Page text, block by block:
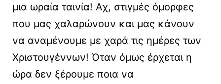
μια ωραία ταινία! Αχ, στιγμές όμορφες
που μας χαλαρώνουν και μας κάνουν
να αναμένουμε με χαρά τις ημέρες των
Χριστουγέννων! Όταν όμως έρχεται η
ώρα δεν ξέρουμε ποια να